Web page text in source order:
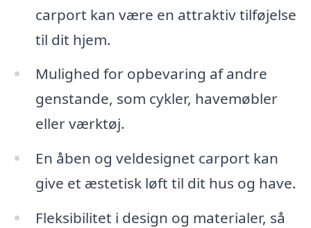
carport kan være en attraktiv tilføjelse
til dit hjem.
Mulighed for opbevaring af andre
genstande, som cykler, havemøbler
eller værktøj.
En åben og veldesignet carport kan
give et æstetisk løft til dit hus og have.
Fleksibilitet i design og materialer, så